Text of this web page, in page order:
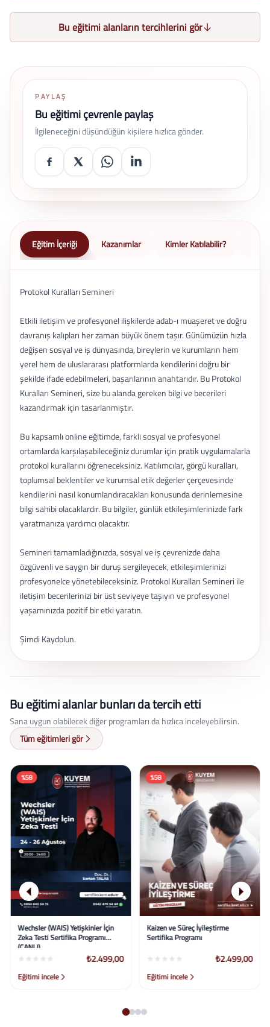
Bu eğitimi alanların tercihlerini gör
PAYLAŞ
Bu eğitimi çevrenle paylaş
İlgileneceğini düşündüğün kişilere hızlıca gönder.
Eğitim İçeriği Kazanımlar Kimler Katılabilir?
Protokol Kuralları Semineri
Etkili iletişim ve profesyonel ilişkilerde adab-ı muaşeret ve doğru
davranış kalıpları her zaman büyük önem taşır. Günümüzün hızla
değişen sosyal ve iş dünyasında, bireylerin ve kurumların hem
yerel hem de uluslararası platformlarda kendilerini doğru bir
şekilde ifade edebilmeleri, başarılarının anahtarıdır. Bu Protokol
Kuralları Semineri, size bu alanda gereken bilgi ve becerileri
kazandırmak için tasarlanmıştır.
Bu kapsamlı online eğitimde, farklı sosyal ve profesyonel
ortamlarda karşılaşabileceğiniz durumlar için pratik uygulamalarla
protokol kurallarını öğreneceksiniz. Katılımcılar, görgü kuralları,
toplumsal beklentiler ve kurumsal etik değerler çerçevesinde
kendilerini nasıl konumlandıracakları konusunda derinlemesine
bilgi sahibi olacaklardır. Bu bilgiler, günlük etkileşimlerinizde fark
yaratmanıza yardımcı olacaktır.
Semineri tamamladığınızda, sosyal ve iş çevrenizde daha
özgüvenli ve saygın bir duruş sergileyecek, etkileşimlerinizi
profesyonelce yönetebileceksiniz. Protokol Kuralları Semineri ile
iletişim becerilerinizi bir üst seviyeye taşıyın ve profesyonel
yaşamınızda pozitif bir etki yaratın.
Şimdi Kaydolun.
Bu eğitimi alanlar bunları da tercih etti
Sana uygun olabilecek diğer programları da hızlıca inceleyebilirsin.
Tüm eğitimleri gör
%58
Wechsler (WAIS) Yetişkinler İçin
Zeka Testi Sertifika Programı
(CANLI)
₺2.499,00
Eğitimi incele
%58
Kaizen ve Süreç İyileştirme
Sertifika Programı
₺2.499,00
Eğitimi incele